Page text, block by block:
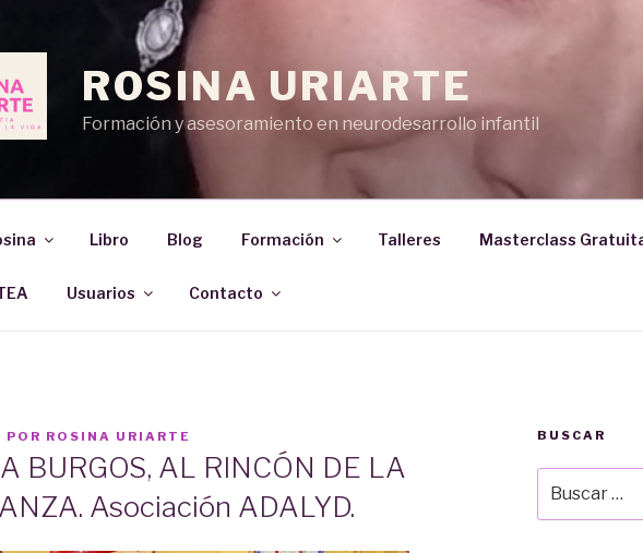
ROSINA URIARTE
Formación y asesoramiento en neurodesarrollo infantil
Libro Blog Formación Talleres Masterclass
Usuarios Contacto
POR ROSINA URIARTE
BURGOS, AL RINCÓN DE LA
Asociación ADALYD.
BUSCAR
por: